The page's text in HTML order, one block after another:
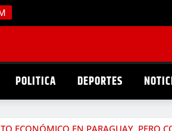
POLITICA DEPORTES
ECONÓMICO EN PARAGUAY, PERO